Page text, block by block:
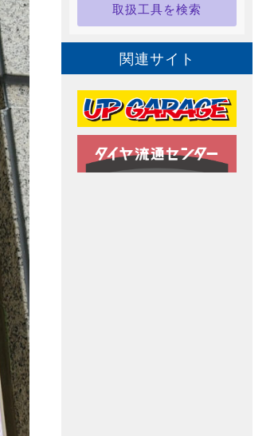
取扱工具を検索
関連サイト